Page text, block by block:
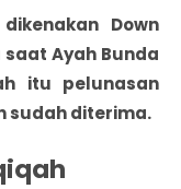
Down
Ayah Bunda
itu pelunasan
sudah diterima.